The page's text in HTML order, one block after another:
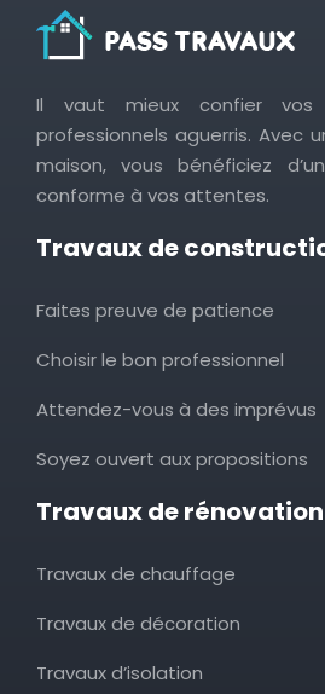
Il vaut mieux confier
professionnels aguerris. Avec
maison, vous bénéficiez
conforme à vos attentes.
Travaux de
Faites preuve de patience
Choisir le bon professionnel
Attendez-vous à des imprévus
Soyez ouvert aux propositions
Travaux de rénovation
Travaux de chauffage
Travaux de décoration
Travaux d’isolation